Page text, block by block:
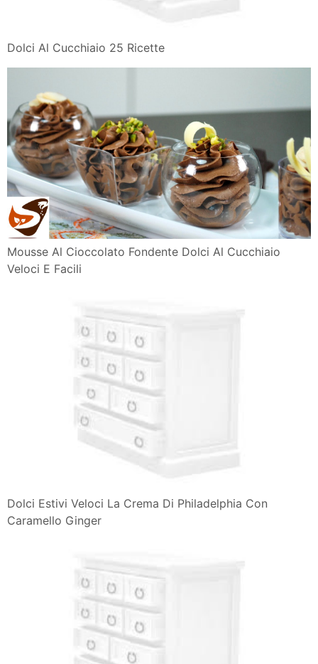
Dolci Al Cucchiaio 25 Ricette
Mousse Al Cioccolato Fondente Dolci Al Cucchiaio
Veloci E Facili
Dolci Estivi Veloci La Crema Di Philadelphia Con
Caramello Ginger